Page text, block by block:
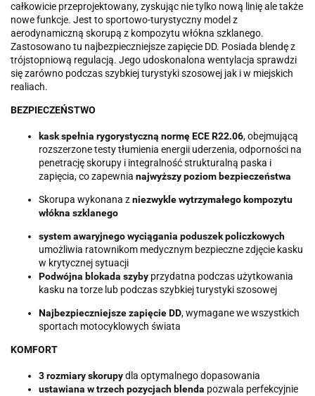
całkowicie przeprojektowany, zyskując nie tylko nową linię ale także
nowe funkcje. Jest to sportowo-turystyczny model z
aerodynamiczną skorupą z kompozytu włókna szklanego.
Zastosowano tu najbezpieczniejsze zapięcie DD. Posiada blendę z
trójstopniową regulacją. Jego udoskonalona wentylacja sprawdzi
się zarówno podczas szybkiej turystyki szosowej jak i w miejskich
realiach.
BEZPIECZEŃSTWO
kask spełnia rygorystyczną normę ECE R22.06, obejmującą
rozszerzone testy tłumienia energii uderzenia, odporności na
penetrację skorupy i integralność strukturalną paska i
zapięcia, co zapewnia najwyższy poziom bezpieczeństwa
Skorupa wykonana zniezwykle wytrzymałego kompozytu
włókna szklanego
system awaryjnego wyciągania poduszek policzkowych
umożliwia ratownikom medycznym bezpieczne zdjęcie kasku
w krytycznej sytuacji
Podwójna blokada szyby przydatna podczas użytkowania
kasku na torze lub podczas szybkiej turystyki szosowej
Najbezpieczniejsze zapięcie DD, wymagane we wszystkich
sportach motocyklowych świata
KOMFORT
3 rozmiary skorupydla optymalnego dopasowania
ustawiana w trzech pozycjach blenda pozwala perfekcyjnie